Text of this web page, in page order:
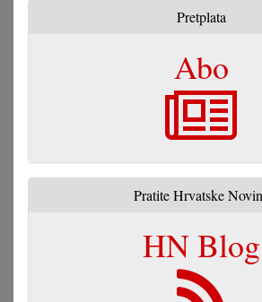
Pretplata
Abo
Pratite Hrvatske
HN Blog